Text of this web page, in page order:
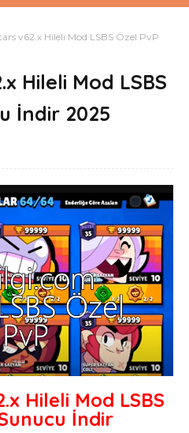
v62.x Hileli Mod LSBS Özel PvP
Hileli Mod LSBS
İndir 2025
Hileli Mod LSBS
İndir